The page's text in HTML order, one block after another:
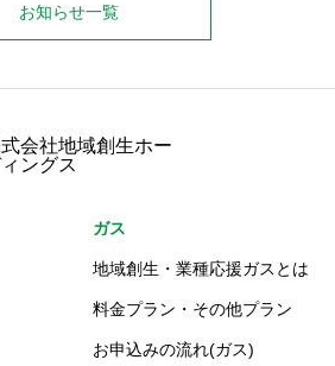
お知らせ一覧
ガス
地域創生・業種応援ガスとは
料金プラン・その他プラン
お申込みの流れ(ガス)